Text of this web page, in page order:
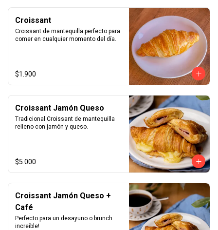
Croissant
Croissant de mantequilla perfecto para
comer en cualquier momento del día.
$1.900
Croissant Jamón Queso
Tradicional Croissant de mantequilla
relleno con jamón y queso.
$5.000
Croissant Jamón Queso +
Café
Perfecto para un desayuno o brunch
increíble!